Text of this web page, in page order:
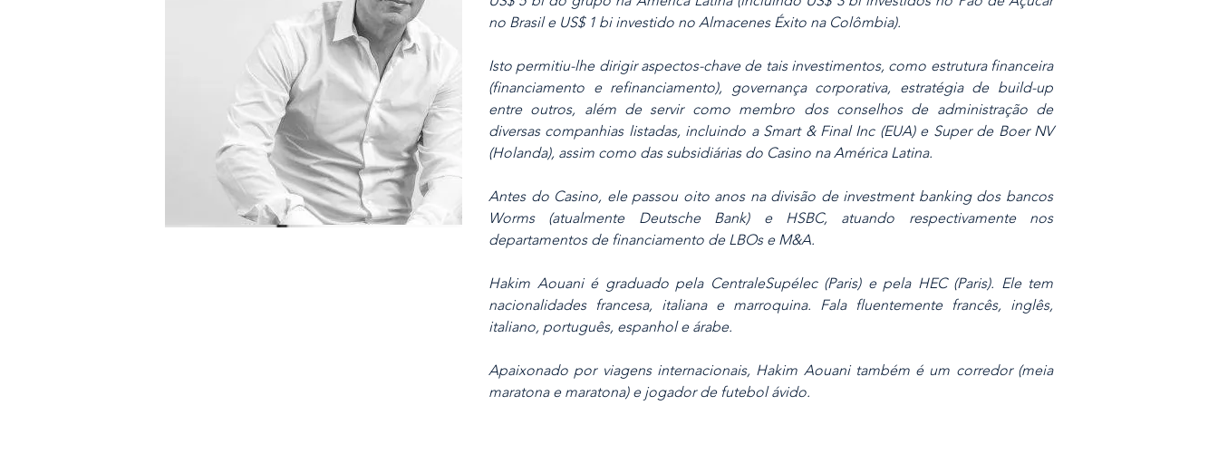
no Brasil e US$ 1 bi investido no Almacenes Éxito na Colômbia).
Isto permitiu-lhe dirigir aspectos-chave de tais investimentos, como estrutura financeira
(financiamento e refinanciamento), governança corporativa, estratégia de build-up
entre outros, além de servir como membro dos conselhos de administração de
diversas companhias listadas, incluindo a Smart & Final Inc (EUA) e Super de Boer NV
(Holanda), assim como das subsidiárias do Casino na América Latina.
Antes do Casino, ele passou oito anos na divisão de investment banking dos bancos
Worms (atualmente Deutsche Bank) e HSBC, atuando respectivamente nos
departamentos de financiamento de LBOs e M&A.
Hakim Aouani é graduado pela CentraleSupélec (Paris) e pela HEC (Paris). Ele tem
nacionalidades francesa, italiana e marroquina. Fala fluentemente francês, inglês,
italiano, português, espanhol e árabe.
Apaixonado por viagens internacionais, Hakim Aouani também é um corredor (meia
maratona e maratona) e jogador de futebol ávido.